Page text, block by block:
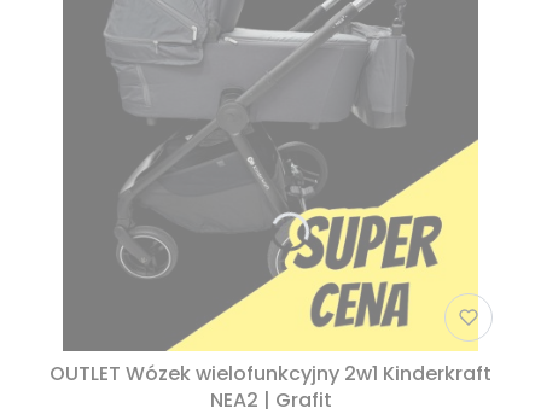
OUTLET Wózek wielofunkcyjny 2w1 Kinderkraft
NEA2 | Grafit